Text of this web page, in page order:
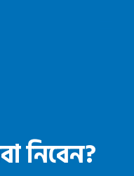
নিবেন?